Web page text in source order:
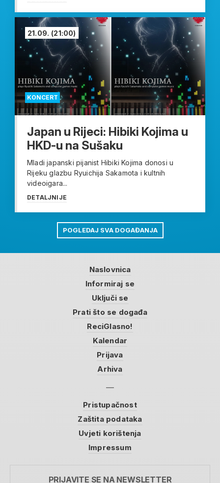
KONCERT
21.09. (21:00)
Japan u Rijeci: Hibiki Kojima u
HKD-u na Sušaku
Mladi japanski pijanist Hibiki Kojima donosi u
Rijeku glazbu Ryuichija Sakamota i kultnih
videoigara...
DETALJNIJE
POGLEDAJ SVA DOGAĐANJA
Naslovnica
Informiraj se
Uključi se
Prati što se događa
ReciGlasno!
Kalendar
Prijava
Arhiva
Pristupačnost
Zaštita podataka
Uvjeti korištenja
Impressum
PRIJAVITE SE NA NEWSLETTER